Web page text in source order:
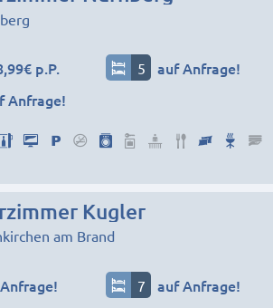
p.P. 5 auf Anfrage!
Anfrage!
Kugler
am Brand
7 auf Anfrage!